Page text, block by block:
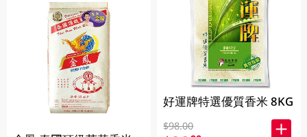
好運牌特選優質香米 8KG
$98.00